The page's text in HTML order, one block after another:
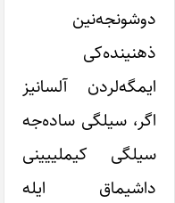
دوشونجه‌نین
ذهنینده‌کی
ایمگه‌لردن آلسانیز
اگر، سیلگی ساده‌جه
سیلگی کیملییینی
داشیماق ایله